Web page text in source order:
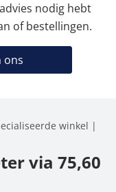
nodig hebt
of bestellingen.
ons
winkel |
via 75,60